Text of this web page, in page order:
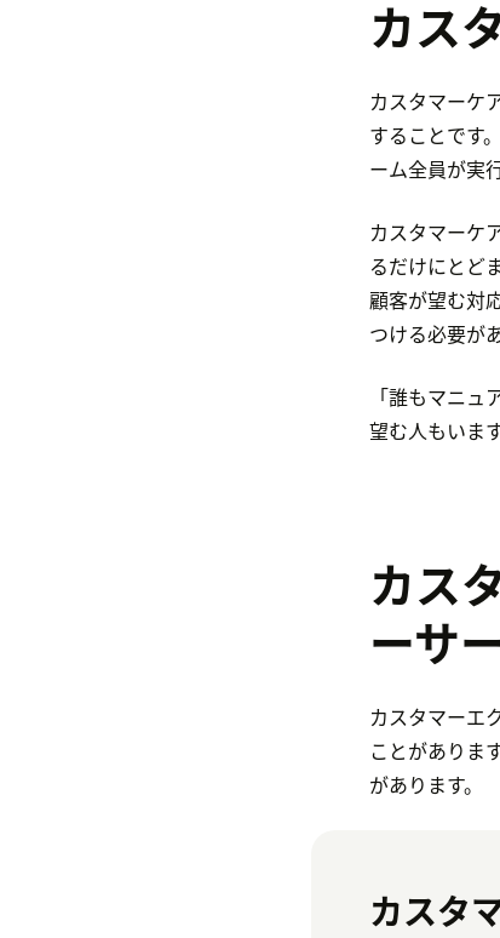
カス
カスタマーケ
することです
ーム全員が実
カスタマーケ
るだけにとど
顧客が望む対
つける必要が
「誰もマニ
望む人もいま
カス
ーサ
カスタマーエ
ことがありま
があります。
カスタ